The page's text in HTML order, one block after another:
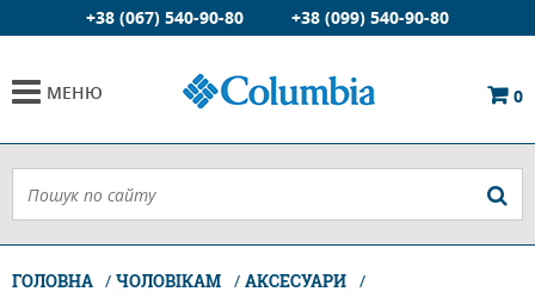
+38 (067) 540-90-80 +38 (099) 540-90-80
МЕНЮ 0
ГОЛОВНА ЧОЛОВІКАМ
АКСЕСУАРИ